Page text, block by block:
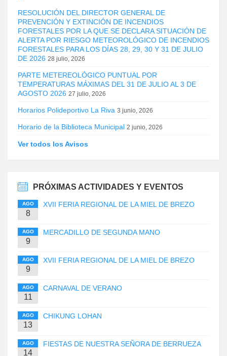
RESOLUCIÓN DEL DIRECTOR GENERAL DE
PREVENCIÓN Y EXTINCIÓN DE INCENDIOS
FORESTALES POR LA QUE SE DECLARA SITUACIÓN DE
ALERTA POR RIESGO METEOROLÓGICO DE INCENDIOS
FORESTALES PARA LOS DÍAS 28, 29, 30 Y 31 DE JULIO
DE 2026 28 julio, 2026
PARTE METEREOLÓGICO PUNTUAL POR
TEMPERATURAS MÁXIMAS DEL 31 DE JULIO AL 3 DE
AGOSTO 2026 27 julio, 2026
Horarios Polideportivo La Riva 3 junio, 2026
Horario de la Biblioteca Municipal 2 junio, 2026
Ver todos los Avisos
PRÓXIMAS ACTIVIDADES Y EVENTOS
AGO
8
XVII FERIA REGIONAL DE LA MIEL DE BREZO
AGO
9
MERCADILLO DE SEGUNDA MANO
AGO
9
XVII FERIA REGIONAL DE LA MIEL DE BREZO
AGO
11
CARNAVAL DE VERANO
AGO
13
CHIKUNG LOHAN
AGO
14
FIESTAS DE NUESTRA SEÑORA DE BERRUEZA